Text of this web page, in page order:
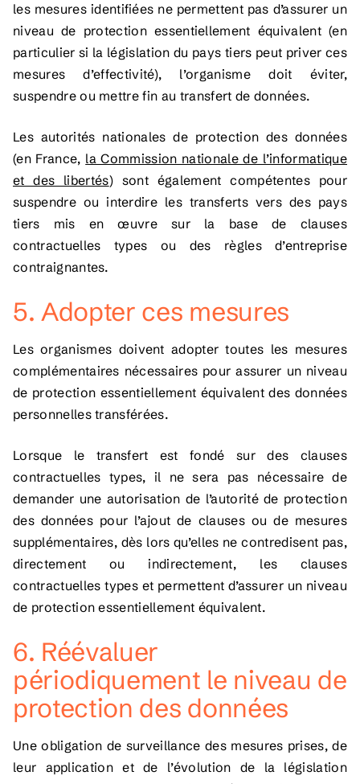
les mesures identifiées ne permettent pas d’assurer un
niveau de protection essentiellement équivalent (en
particulier si la législation du pays tiers peut priver ces
mesures d’effectivité), l’organisme doit éviter,
suspendre ou mettre fin au transfert de données.
Les autorités nationales de protection des données
(en France, la Commission nationale de l’informatique
et des libertés) sont également compétentes pour
suspendre ou interdire les transferts vers des pays
tiers mis en œuvre sur la base de clauses
contractuelles types ou des règles d’entreprise
contraignantes.
5. Adopter ces mesures
Les organismes doivent adopter toutes les mesures
complémentaires nécessaires pour assurer un niveau
de protection essentiellement équivalent des données
personnelles transférées.
Lorsque le transfert est fondé sur des clauses
contractuelles types, il ne sera pas nécessaire de
demander une autorisation de l’autorité de protection
des données pour l’ajout de clauses ou de mesures
supplémentaires, dès lors qu’elles ne contredisent pas,
directement ou indirectement, les clauses
contractuelles types et permettent d’assurer un niveau
de protection essentiellement équivalent.
6. Réévaluer
périodiquement le niveau de
protection des données
Une obligation de surveillance des mesures prises, de
leur application et de l’évolution de la législation